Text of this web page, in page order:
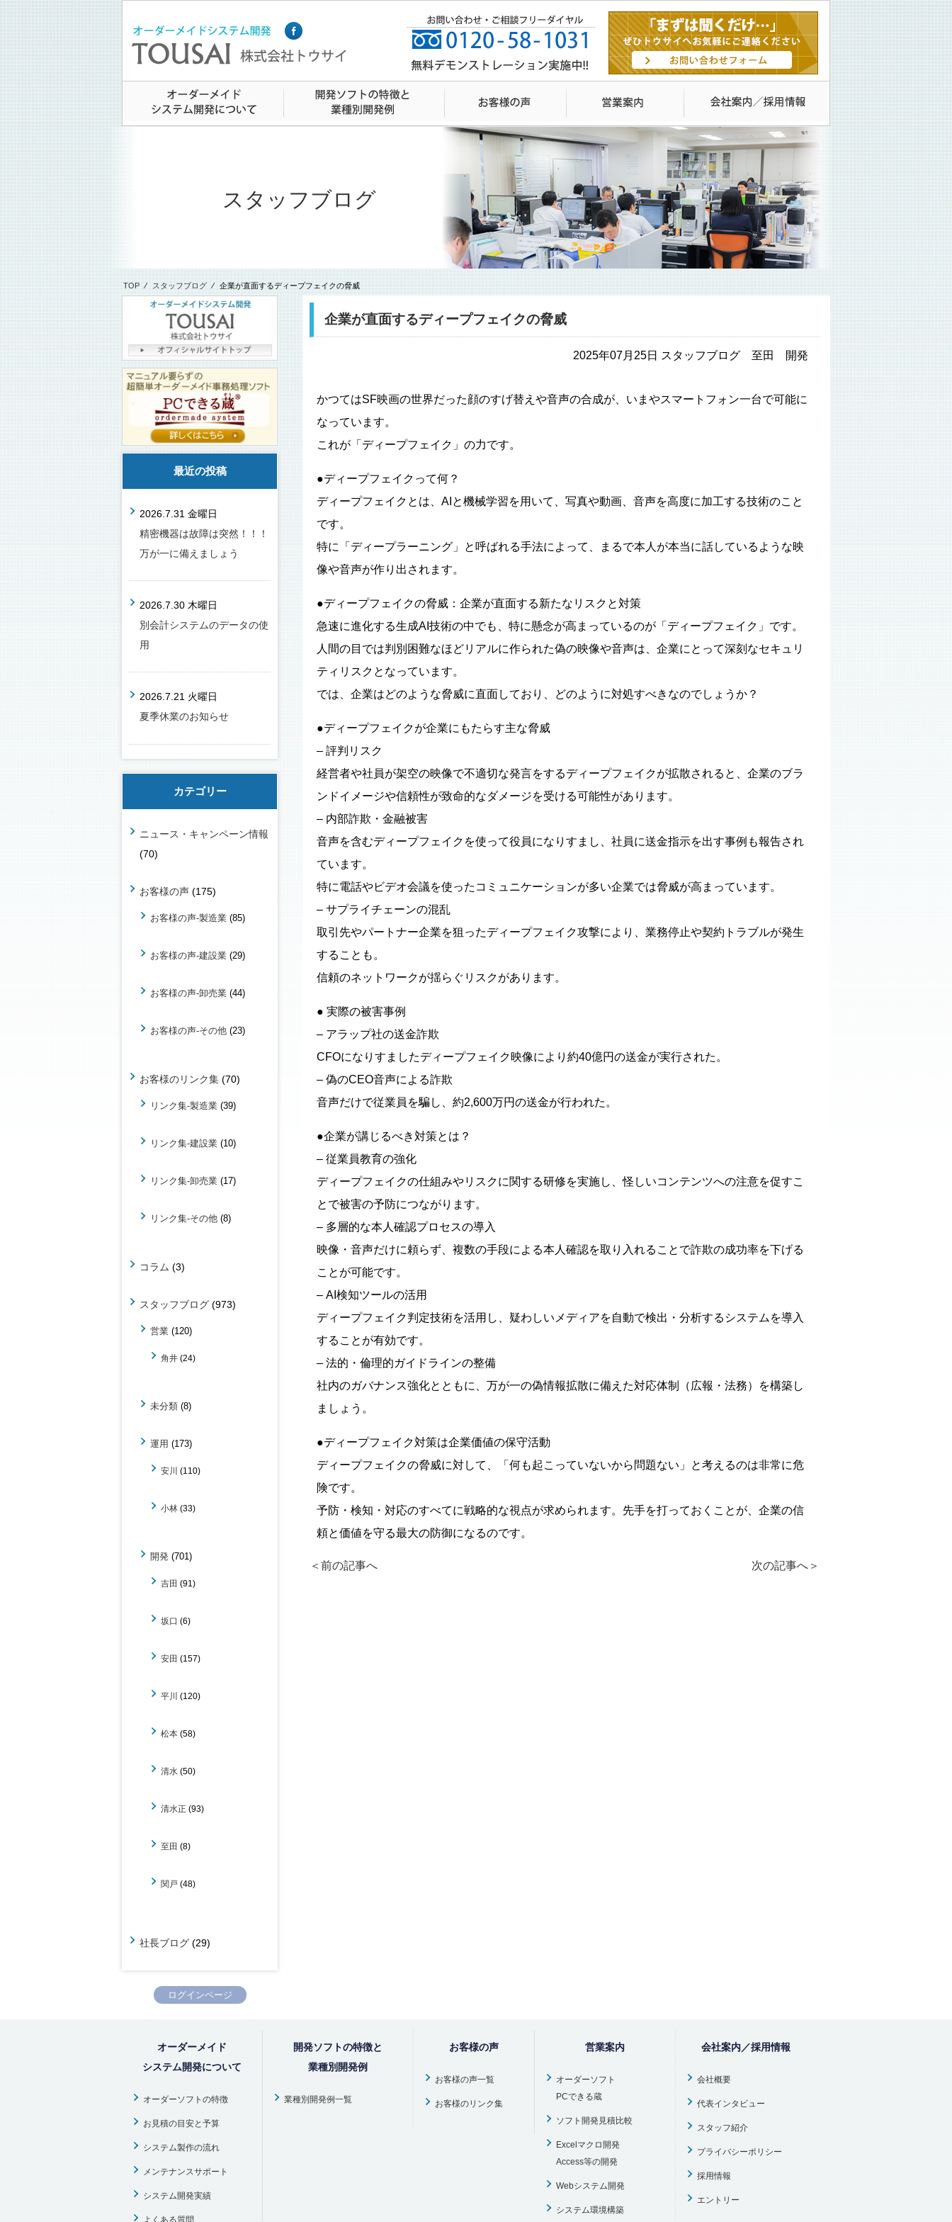
スタッフブログ
TOP ⁄ スタッフブログ ⁄ 企業が直面するディープフェイクの脅威
企業が直面するディープフェイクの脅威
2025年07月25日 スタッフブログ 至田 開発
かつてはSF映画の世界だった顔のすげ替えや音声の合成が、いまやスマートフォン一台で可能に
なっています。
これが「ディープフェイク」の力です。
●ディープフェイクって何？
ディープフェイクとは、AIと機械学習を用いて、写真や動画、音声を高度に加工する技術のこと
です。
特に「ディープラーニング」と呼ばれる手法によって、まるで本人が本当に話しているような映
像や音声が作り出されます。
●ディープフェイクの脅威：企業が直面する新たなリスクと対策
急速に進化する生成AI技術の中でも、特に懸念が高まっているのが「ディープフェイク」です。
人間の目では判別困難なほどリアルに作られた偽の映像や音声は、企業にとって深刻なセキュリ
ティリスクとなっています。
では、企業はどのような脅威に直面しており、どのように対処すべきなのでしょうか？
●ディープフェイクが企業にもたらす主な脅威
– 評判リスク
経営者や社員が架空の映像で不適切な発言をするディープフェイクが拡散されると、企業のブラ
ンドイメージや信頼性が致命的なダメージを受ける可能性があります。
– 内部詐欺・金融被害
音声を含むディープフェイクを使って役員になりすまし、社員に送金指示を出す事例も報告され
ています。
特に電話やビデオ会議を使ったコミュニケーションが多い企業では脅威が高まっています。
– サプライチェーンの混乱
取引先やパートナー企業を狙ったディープフェイク攻撃により、業務停止や契約トラブルが発生
することも。
信頼のネットワークが揺らぐリスクがあります。
● 実際の被害事例
– アラップ社の送金詐欺
CFOになりすましたディープフェイク映像により約40億円の送金が実行された。
– 偽のCEO音声による詐欺
音声だけで従業員を騙し、約2,600万円の送金が行われた。
●企業が講じるべき対策とは？
– 従業員教育の強化
ディープフェイクの仕組みやリスクに関する研修を実施し、怪しいコンテンツへの注意を促すこ
とで被害の予防につながります。
– 多層的な本人確認プロセスの導入
映像・音声だけに頼らず、複数の手段による本人確認を取り入れることで詐欺の成功率を下げる
ことが可能です。
– AI検知ツールの活用
ディープフェイク判定技術を活用し、疑わしいメディアを自動で検出・分析するシステムを導入
することが有効です。
– 法的・倫理的ガイドラインの整備
社内のガバナンス強化とともに、万が一の偽情報拡散に備えた対応体制（広報・法務）を構築し
ましょう。
●ディープフェイク対策は企業価値の保守活動
ディープフェイクの脅威に対して、「何も起こっていないから問題ない」と考えるのは非常に危
険です。
予防・検知・対応のすべてに戦略的な視点が求められます。先手を打っておくことが、企業の信
頼と価値を守る最大の防御になるのです。
＜前の記事へ 次の記事へ ＞
最近の投稿
2026.7.31 金曜日
精密機器は故障は突然！！！
万が一に備えましょう
2026.7.30 木曜日
別会計システムのデータの使
用
2026.7.21 火曜日
夏季休業のお知らせ
カテゴリー
ニュース・キャンペーン情報
(70)
お客様の声 (175)
お客様の声-製造業 (85)
お客様の声-建設業 (29)
お客様の声-卸売業 (44)
お客様の声-その他 (23)
お客様のリンク集 (70)
リンク集-製造業 (39)
リンク集-建設業 (10)
リンク集-卸売業 (17)
リンク集-その他 (8)
コラム (3)
スタッフブログ (973)
営業 (120)
角井 (24)
未分類 (8)
運用 (173)
安川 (110)
小林 (33)
開発 (701)
吉田 (91)
坂口 (6)
安田 (157)
平川 (120)
松本 (58)
清水 (50)
清水正 (93)
至田 (8)
関戸 (48)
社長ブログ (29)
ログインページ
オーダーメイド
システム開発について
オーダーソフトの特徴
お見積の目安と予算
システム製作の流れ
メンテナンスサポート
システム開発実績
よくある質問
開発ソフトの特徴と
業種別開発例
業種別開発例一覧
お客様の声
お客様の声一覧
お客様のリンク集
営業案内
オーダーソフト
PCできる蔵
ソフト開発見積比較
Excelマクロ開発
Access等の開発
Webシステム開発
システム環境構築
会社案内／採用情報
会社概要
代表インタビュー
スタッフ紹介
プライバシーポリシー
採用情報
エントリー